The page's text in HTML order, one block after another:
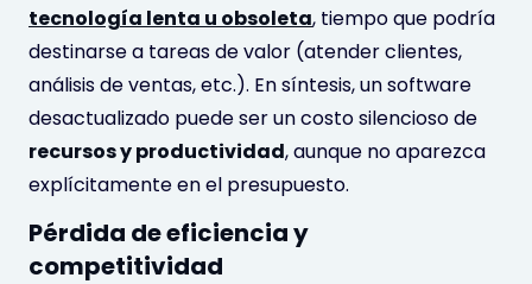
tecnología lenta u obsoleta, tiempo que podría
destinarse a tareas de valor (atender clientes,
análisis de ventas, etc.). En síntesis, un software
desactualizado puede ser un costo silencioso de
recursos y productividad, aunque no aparezca
explícitamente en el presupuesto.
Pérdida de eficiencia y
competitividad